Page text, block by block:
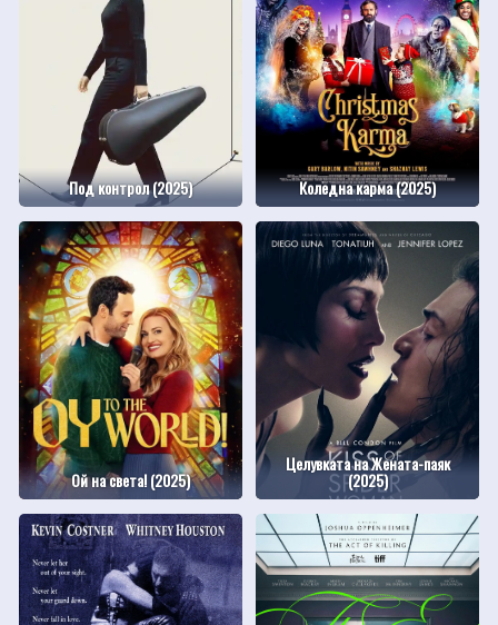
Под контрол (2025) Коледна карма (2025)
Ой на света! (2025)
Целувката на Жената-паяк
(2025)